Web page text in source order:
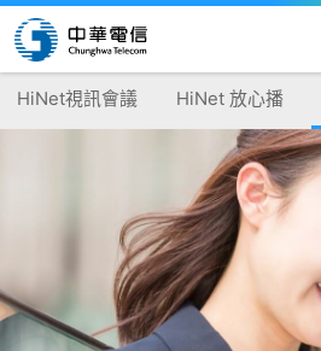
資費合約
HiNet視訊會議 HiNet 放心播